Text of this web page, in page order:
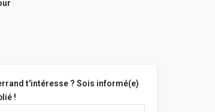
t'intéresse ? Sois informé(e)
!